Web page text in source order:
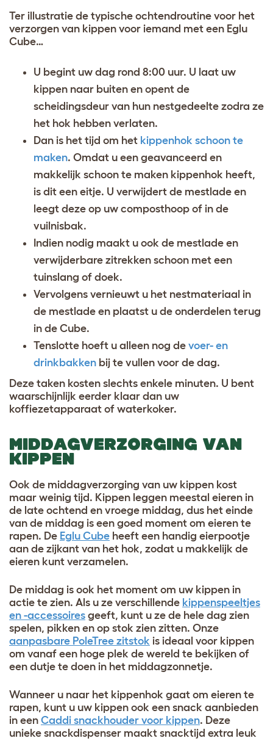
Ter illustratie de typische ochtendroutine voor het
verzorgen van kippen voor iemand met een Eglu
Cube…
U begint uw dag rond 8:00 uur. U laat uw
kippen naar buiten en opent de
scheidingsdeur van hun nestgedeelte zodra ze
het hok hebben verlaten.
Dan is het tijd om het kippenhok schoon te
maken. Omdat u een geavanceerd en
makkelijk schoon te maken kippenhok heeft,
is dit een eitje. U verwijdert de mestlade en
leegt deze op uw composthoop of in de
vuilnisbak.
Indien nodig maakt u ook de mestlade en
verwijderbare zitrekken schoon met een
tuinslang of doek.
Vervolgens vernieuwt u het nestmateriaal in
de mestlade en plaatst u de onderdelen terug
in de Cube.
Tenslotte hoeft u alleen nog de voer- en
drinkbakken bij te vullen voor de dag.
Deze taken kosten slechts enkele minuten. U bent
waarschijnlijk eerder klaar dan uw
koffiezetapparaat of waterkoker.
MIDDAGVERZORGING VAN
KIPPEN
Ook de middagverzorging van uw kippen kost
maar weinig tijd. Kippen leggen meestal eieren in
de late ochtend en vroege middag, dus het einde
van de middag is een goed moment om eieren te
rapen. De Eglu Cube heeft een handig eierpootje
aan de zijkant van het hok, zodat u makkelijk de
eieren kunt verzamelen.
De middag is ook het moment om uw kippen in
actie te zien. Als u ze verschillende kippenspeeltjes
en -accessoires geeft, kunt u ze de hele dag zien
spelen, pikken en op stok zien zitten. Onze
aanpasbare PoleTree zitstok is ideaal voor kippen
om vanaf een hoge plek de wereld te bekijken of
een dutje te doen in het middagzonnetje.
Wanneer u naar het kippenhok gaat om eieren te
rapen, kunt u uw kippen ook een snack aanbieden
in een Caddi snackhouder voor kippen. Deze
unieke snackdispenser maakt snacktijd extra leuk